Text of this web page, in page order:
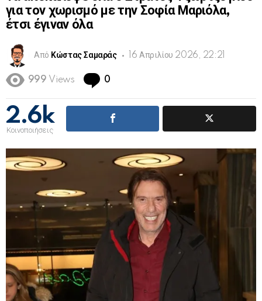
για τον χωρισμό με την Σοφία Μαριόλα,
έτσι έγιναν όλα
Από Κώστας Σαμαράς 16 Απριλίου 2026, 22:21
999 Views 0
2.6k
Κοινοποιήσεις